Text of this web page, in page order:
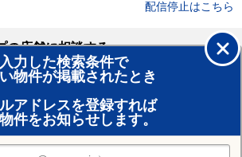
配信停止はこちら
入力した検索条件で
物件が掲載されたとき
アドレスを登録すれば
件をお知らせします。
の店舗に相談する
し！
スト
す